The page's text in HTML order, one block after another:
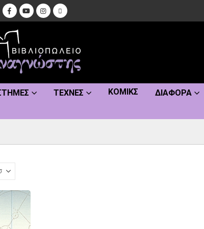
ΤΈΧΝΕΣ ΚΌΜΙΚΣ ΔΙΆΦΟΡΑ